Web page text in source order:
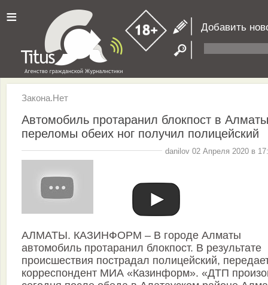
≡ Добавить
Закона.Нет
Автомобиль протаранил блокпост в
переломы обеих ног получил полицейский
danilov 02 Апреля 2020 в
АЛМАТЫ. КАЗИНФОРМ – В городе Алматы
автомобиль протаранил блокпост. В результате
происшествия пострадал полицейский,
корреспондент МИА «Казинформ». «ДТП